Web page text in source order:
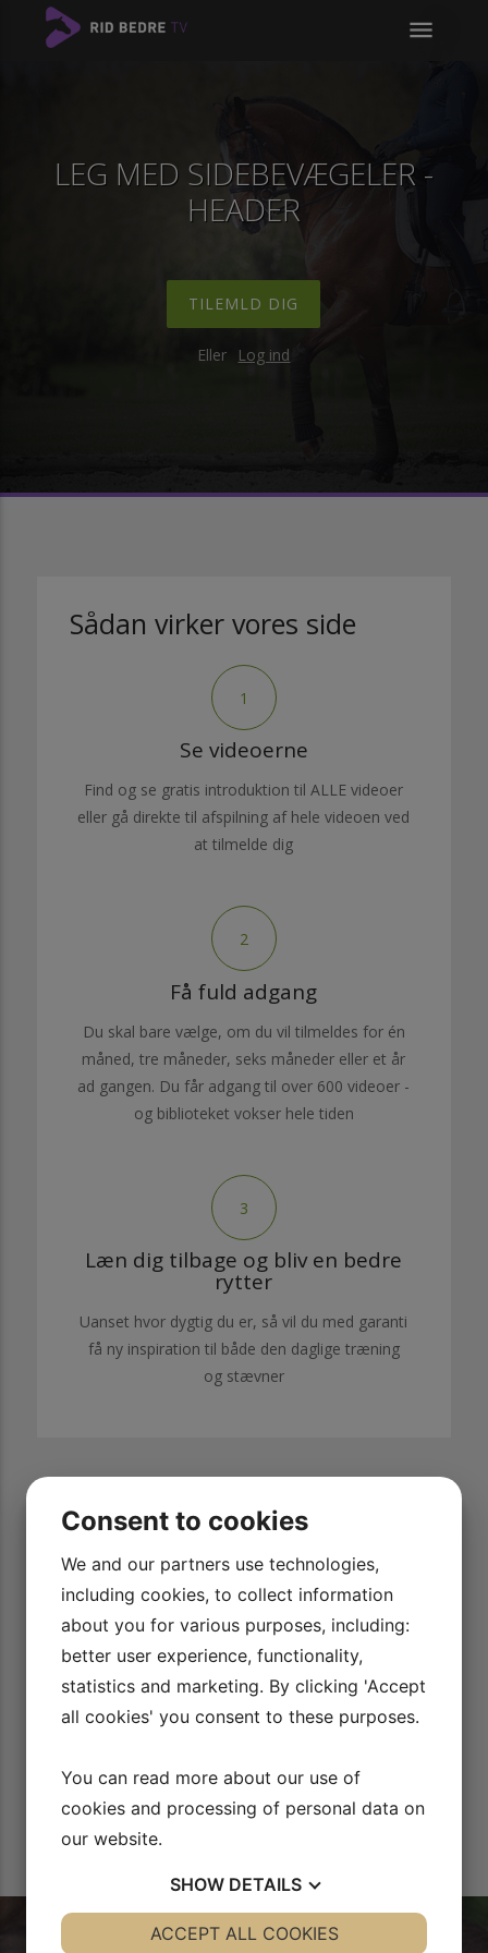
menu
LEG MED SIDEBEVÆGELER -
HEADER
TILEMLD DIG
Eller Log ind
Sådan virker vores side
1
Se videoerne
Find og se gratis introduktion til ALLE videoer
eller gå direkte til afspilning af hele videoen ved
at tilmelde dig
2
Få fuld adgang
Du skal bare vælge, om du vil tilmeldes for én
måned, tre måneder, seks måneder eller et år
ad gangen. Du får adgang til over 600 videoer -
og biblioteket vokser hele tiden
3
Læn dig tilbage og bliv en bedre
rytter
Uanset hvor dygtig du er, så vil du med garanti
få ny inspiration til både den daglige træning
og stævner
Jeg ser Rid Bedre TV HVER dag, det er SUPER INSPIRERENDE
at se og kunne replay de små (og svære ) detaljer lige så
mange gange gange, man har brug for.
Tippe Glowanja
Consent to cookies
We and our partners use technologies,
including cookies, to collect information
about you for various purposes, including:
better user experience, functionality,
statistics and marketing. By clicking 'Accept
all cookies' you consent to these purposes.
You can read more about our use of
cookies and processing of personal data on
our website.
SHOW DETAILS
YES NO YES NO
ACCEPT ALL COOKIES